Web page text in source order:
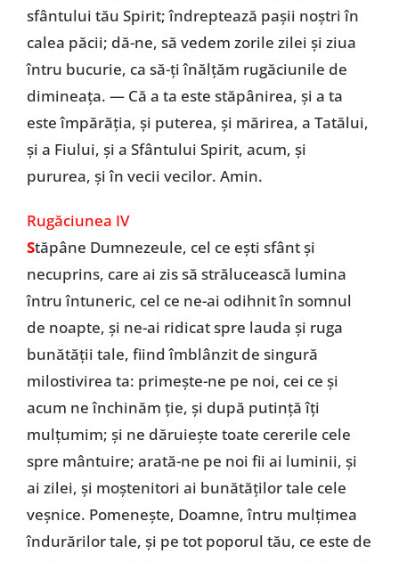
sfântului tău Spirit; îndreptează pașii noștri în
calea păcii; dă-ne, să vedem zorile zilei și ziua
întru bucurie, ca să-ți înălțăm rugăciunile de
dimineața. — Că a ta este stăpânirea, și a ta
este împărăția, și puterea, și mărirea, a Tatălui,
și a Fiului, și a Sfântului Spirit, acum, și
pururea, și în vecii vecilor. Amin.
Rugăciunea IV
Stăpâne Dumnezeule, cel ce ești sfânt și
necuprins, care ai zis să strălucească lumina
întru întuneric, cel ce ne-ai odihnit în somnul
de noapte, și ne-ai ridicat spre lauda și ruga
bunătății tale, fiind îmblânzit de singură
milostivirea ta: primește-ne pe noi, cei ce și
acum ne închinăm ție, și după putință îți
mulțumim; și ne dăruiește toate cererile cele
spre mântuire; arată-ne pe noi fii ai luminii, și
ai zilei, și moștenitori ai bunătăților tale cele
veșnice. Pomenește, Doamne, întru mulțimea
îndurărilor tale, și pe tot poporul tău, ce este de